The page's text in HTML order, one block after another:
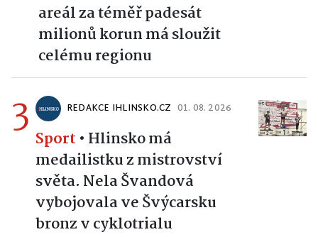
areál za téměř padesát
milionů korun má sloužit
celému regionu
3 REDAKCE IHLINSKO.CZ 01. 08. 2026
Sport • Hlinsko má
medailistku z mistrovství
světa. Nela Švandová
vybojovala ve Švýcarsku
bronz v cyklotrialu